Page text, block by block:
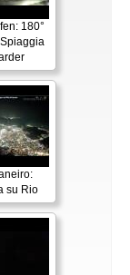
180°
su Rio